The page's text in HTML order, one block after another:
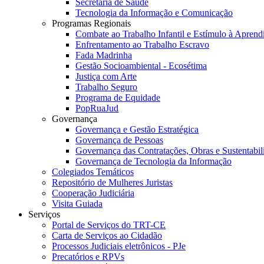
Secretaria de Saúde
Tecnologia da Informação e Comunicação
Programas Regionais
Combate ao Trabalho Infantil e Estímulo à
Enfrentamento ao Trabalho Escravo
Fada Madrinha
Gestão Socioambiental - Ecosétima
Justiça com Arte
Trabalho Seguro
Programa de Equidade
PopRuaJud
Governança
Governança e Gestão Estratégica
Governança de Pessoas
Governança das Contratações, Obras e
Governança de Tecnologia da Informação
Colegiados Temáticos
Repositório de Mulheres Juristas
Cooperação Judiciária
Visita Guiada
Serviços
Portal de Serviços do TRT-CE
Carta de Serviços ao Cidadão
Processos Judiciais eletrônicos - PJe
Precatórios e RPVs